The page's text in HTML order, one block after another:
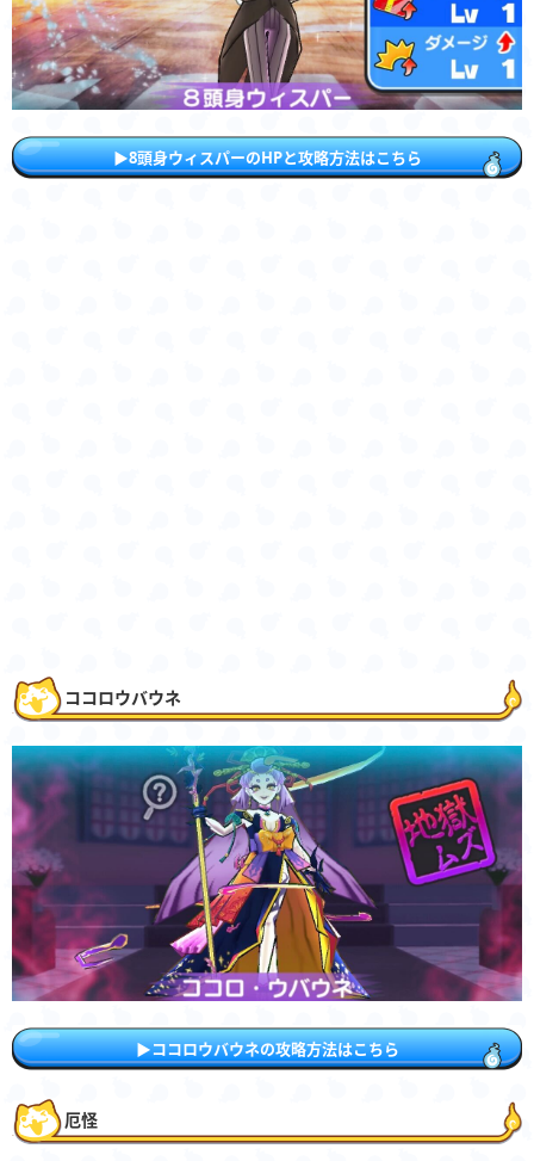
▶︎8頭身ウィスパーのHPと攻略方法はこちら
ココロウバウネ
▶︎ココロウバウネの攻略方法はこちら
厄怪